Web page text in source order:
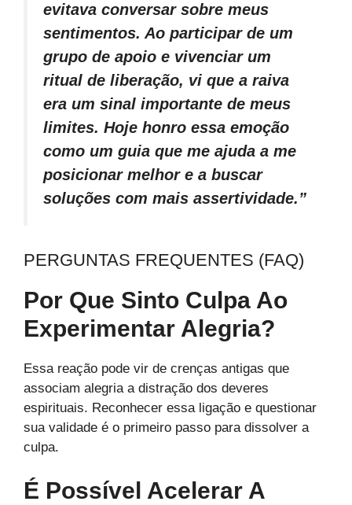
evitava conversar sobre meus
sentimentos. Ao participar de um
grupo de apoio e vivenciar um
ritual de liberação, vi que a raiva
era um sinal importante de meus
limites. Hoje honro essa emoção
como um guia que me ajuda a me
posicionar melhor e a buscar
soluções com mais assertividade.”
PERGUNTAS FREQUENTES (FAQ)
Por Que Sinto Culpa Ao
Experimentar Alegria?
Essa reação pode vir de crenças antigas que
associam alegria a distração dos deveres
espirituais. Reconhecer essa ligação e questionar
sua validade é o primeiro passo para dissolver a
culpa.
É Possível Acelerar A